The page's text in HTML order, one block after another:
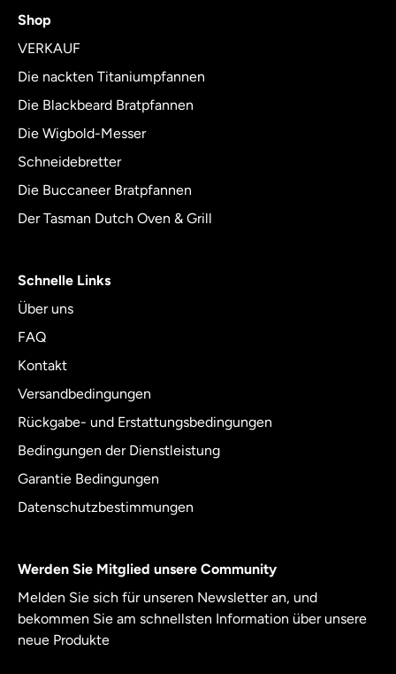
of
Shop
VERKAUF
Die nackten Titaniumpfannen
Die Blackbeard Bratpfannen
Die Wigbold-Messer
Schneidebretter
Die Buccaneer Bratpfannen
Der Tasman Dutch Oven & Grill
Schnelle Links
Über uns
FAQ
Kontakt
Versandbedingungen
Rückgabe- und Erstattungsbedingungen
Bedingungen der Dienstleistung
Garantie Bedingungen
Datenschutzbestimmungen
Werden Sie Mitglied unsere Community
Melden Sie sich für unseren Newsletter an, und
bekommen Sie am schnellsten Information über unsere
neue Produkte